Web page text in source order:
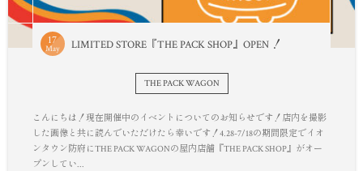
17
May LIMITED STORE『THE PACK SHOP』OPEN ！
THE PACK WAGON
こんにちは！現在開催中のイベントについてのお知らせです！店内を撮影
した画像と共に読んでいただけたら幸いです！4.28-7/18の期間限定でイオ
ンタウン防府にTHE PACK WAGONの屋内店舗『THE PACK SHOP』がオー
プンしてい...